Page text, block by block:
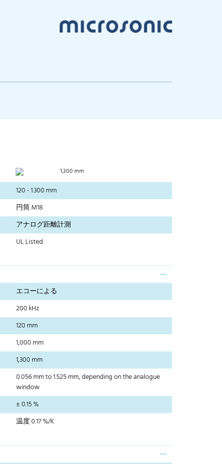
1,300 mm
120 - 1.300 mm
円筒 M18
アナログ距離計測
UL Listed
エコーによる
200 kHz
120 mm
1,000 mm
1,300 mm
0.056 mm to 1.525 mm, depending on the analogue
window
± 0.15 %
温度 0.17 %/K